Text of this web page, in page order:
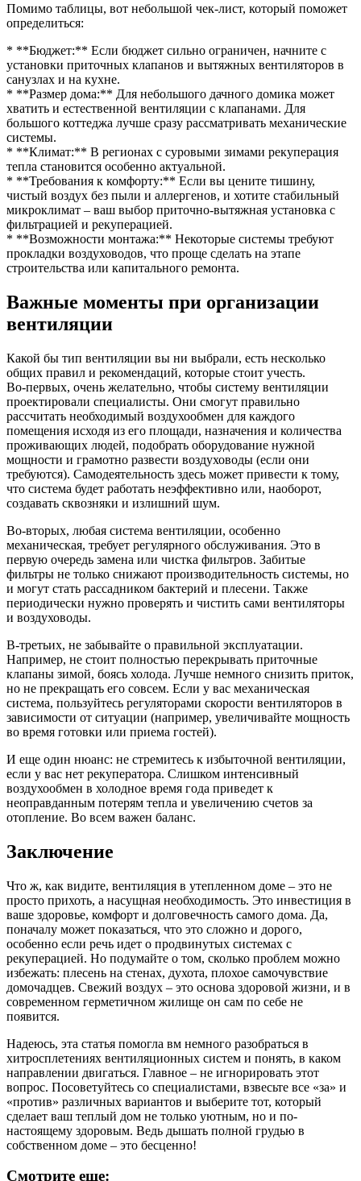
Помимо таблицы, вот небольшой чек-лист, который поможет
определиться:
* **Бюджет:** Если бюджет сильно ограничен, начните с
установки приточных клапанов и вытяжных вентиляторов в
санузлах и на кухне.
* **Размер дома:** Для небольшого дачного домика может
хватить и естественной вентиляции с клапанами. Для
большого коттеджа лучше сразу рассматривать механические
системы.
* **Климат:** В регионах с суровыми зимами рекуперация
тепла становится особенно актуальной.
* **Требования к комфорту:** Если вы цените тишину,
чистый воздух без пыли и аллергенов, и хотите стабильный
микроклимат – ваш выбор приточно-вытяжная установка с
фильтрацией и рекуперацией.
* **Возможности монтажа:** Некоторые системы требуют
прокладки воздуховодов, что проще сделать на этапе
строительства или капитального ремонта.
Важные моменты при организации
вентиляции
Какой бы тип вентиляции вы ни выбрали, есть несколько
общих правил и рекомендаций, которые стоит учесть.
Во-первых, очень желательно, чтобы систему вентиляции
проектировали специалисты. Они смогут правильно
рассчитать необходимый воздухообмен для каждого
помещения исходя из его площади, назначения и количества
проживающих людей, подобрать оборудование нужной
мощности и грамотно развести воздуховоды (если они
требуются). Самодеятельность здесь может привести к тому,
что система будет работать неэффективно или, наоборот,
создавать сквозняки и излишний шум.
Во-вторых, любая система вентиляции, особенно
механическая, требует регулярного обслуживания. Это в
первую очередь замена или чистка фильтров. Забитые
фильтры не только снижают производительность системы, но
и могут стать рассадником бактерий и плесени. Также
периодически нужно проверять и чистить сами вентиляторы
и воздуховоды.
В-третьих, не забывайте о правильной эксплуатации.
Например, не стоит полностью перекрывать приточные
клапаны зимой, боясь холода. Лучше немного снизить приток,
но не прекращать его совсем. Если у вас механическая
система, пользуйтесь регуляторами скорости вентиляторов в
зависимости от ситуации (например, увеличивайте мощность
во время готовки или приема гостей).
И еще один нюанс: не стремитесь к избыточной вентиляции,
если у вас нет рекуператора. Слишком интенсивный
воздухообмен в холодное время года приведет к
неоправданным потерям тепла и увеличению счетов за
отопление. Во всем важен баланс.
Заключение
Что ж, как видите, вентиляция в утепленном доме – это не
просто прихоть, а насущная необходимость. Это инвестиция в
ваше здоровье, комфорт и долговечность самого дома. Да,
поначалу может показаться, что это сложно и дорого,
особенно если речь идет о продвинутых системах с
рекуперацией. Но подумайте о том, сколько проблем можно
избежать: плесень на стенах, духота, плохое самочувствие
домочадцев. Свежий воздух – это основа здоровой жизни, и в
современном герметичном жилище он сам по себе не
появится.
Надеюсь, эта статья помогла вм немного разобраться в
хитросплетениях вентиляционных систем и понять, в каком
направлении двигаться. Главное – не игнорировать этот
вопрос. Посоветуйтесь со специалистами, взвесьте все «за» и
«против» различных вариантов и выберите тот, который
сделает ваш теплый дом не только уютным, но и по-
настоящему здоровым. Ведь дышать полной грудью в
собственном доме – это бесценно!
Смотрите еще: